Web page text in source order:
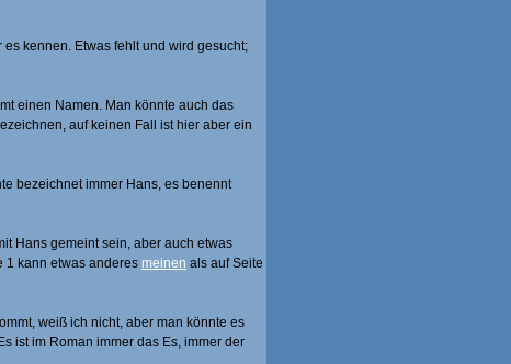
kennen. Etwas fehlt und wird gesucht;
einen Namen. Man könnte auch das
auf keinen Fall ist hier aber ein
bezeichnet immer Hans, es benennt
Hans gemeint sein, aber auch etwas
1 kann etwas anderes meinen als auf Seite
weiß ich nicht, aber man könnte es
ist im Roman immer das Es, immer der